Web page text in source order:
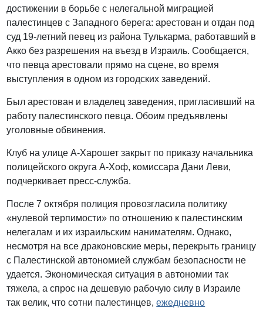
достижении в борьбе с нелегальной миграцией
палестинцев с Западного берега: арестован и отдан под
суд 19-летний певец из района Тулькарма, работавший в
Акко без разрешения на въезд в Израиль. Сообщается,
что певца арестовали прямо на сцене, во время
выступления в одном из городских заведений.
Был арестован и владелец заведения, пригласивший на
работу палестинского певца. Обоим предъявлены
уголовные обвинения.
Клуб на улице А-Харошет закрыт по приказу начальника
полицейского округа А-Хоф, комиссара Дани Леви,
подчеркивает пресс-служба.
После 7 октября полиция провозгласила политику
«нулевой терпимости» по отношению к палестинским
нелегалам и их израильским нанимателям. Однако,
несмотря на все драконовские меры, перекрыть границу
с Палестинской автономией службам безопасности не
удается. Экономическая ситуация в автономии так
тяжела, а спрос на дешевую рабочую силу в Израиле
так велик, что сотни палестинцев,ежедневно